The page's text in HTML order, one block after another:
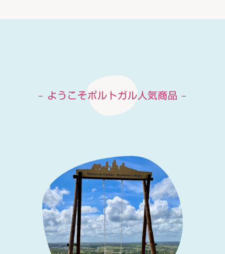
– ようこそポルトガル人気商品 –